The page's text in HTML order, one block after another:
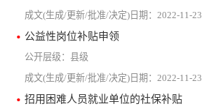
2022-11-23
公益性岗位补贴申领
县级
2022-11-23
招用困难人员就业单位的社保补贴